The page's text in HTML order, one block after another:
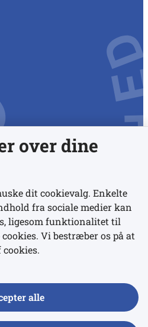
over dine
dit cookievalg. Enkelte
fra sociale medier kan
ligesom funktionalitet til
Vi bestræber os på at
alle